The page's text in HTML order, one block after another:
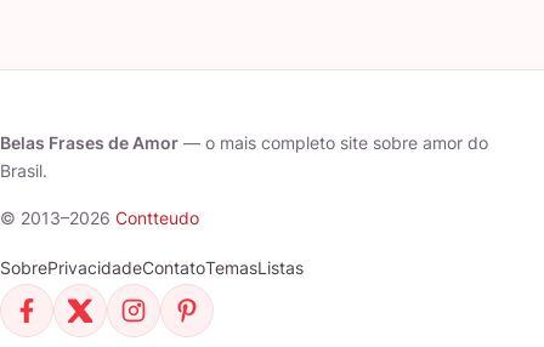
Belas Frases de Amor — o mais completo site sobre amor do
Brasil.
© 2013–2026 Contteudo
SobrePrivacidadeContatoTemasListas